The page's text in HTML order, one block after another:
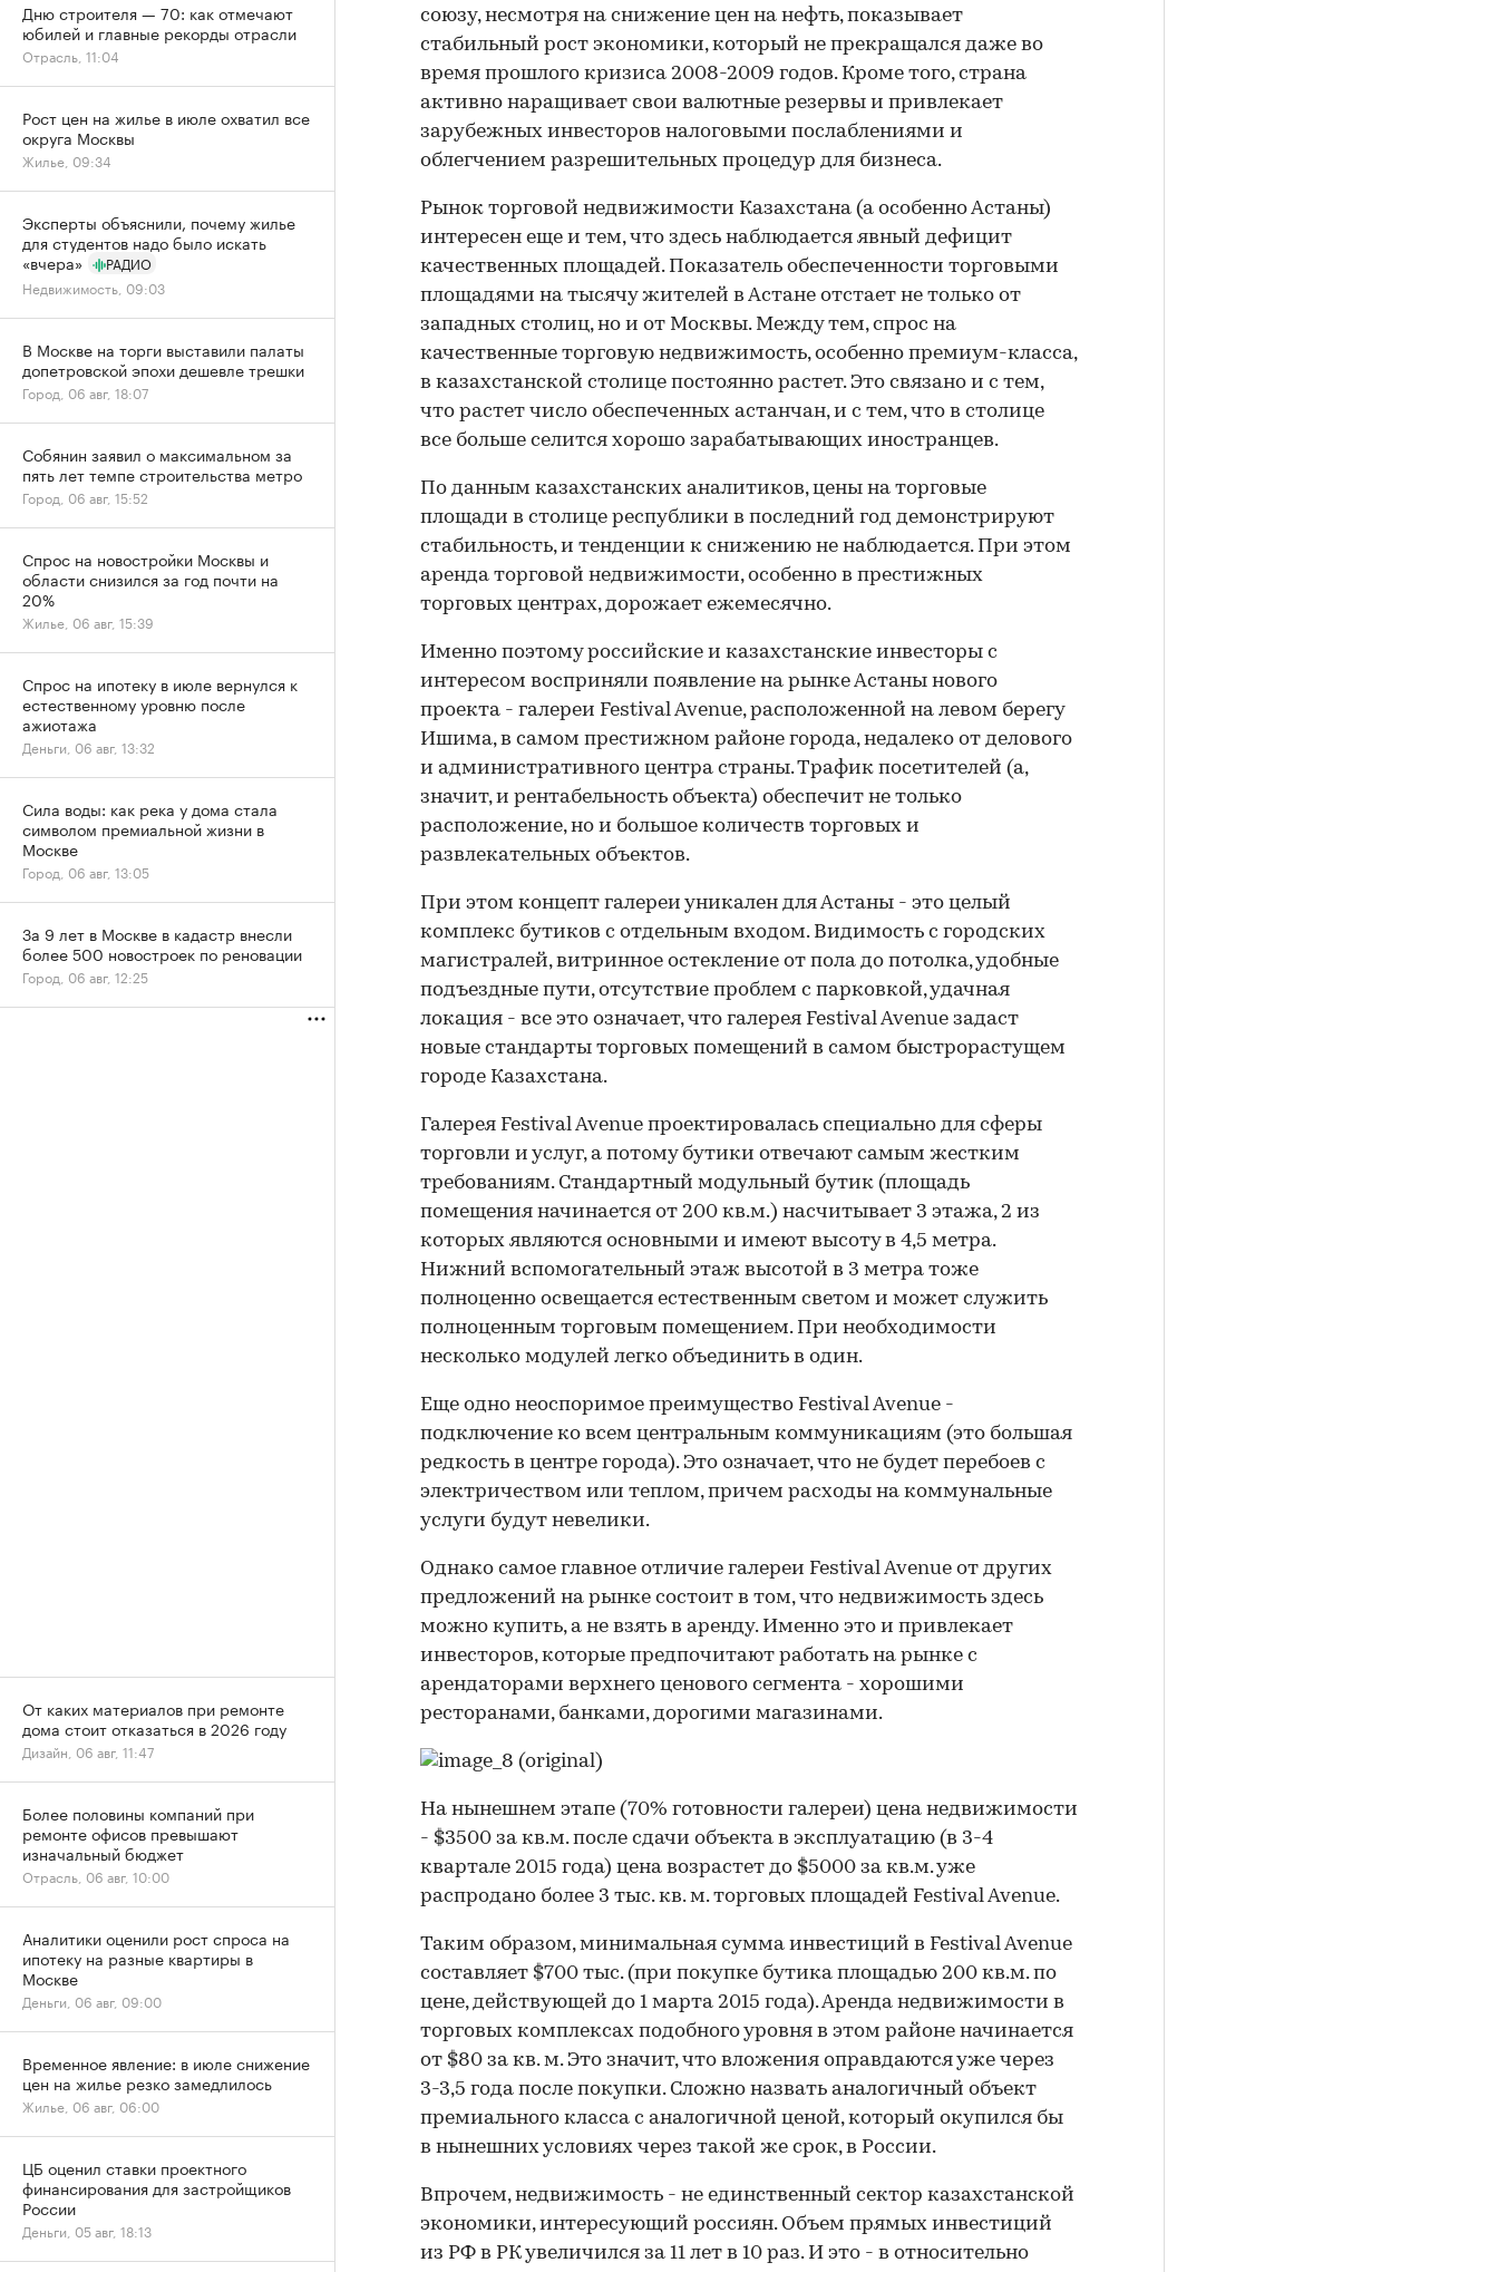
союзу, несмотря на снижение цен на нефть, показывает
стабильный рост экономики, который не прекращался даже во
время прошлого кризиса 2008-2009 годов. Кроме того, страна
активно наращивает свои валютные резервы и привлекает
зарубежных инвесторов налоговыми послаблениями и
облегчением разрешительных процедур для бизнеса.
Рынок торговой недвижимости Казахстана (а особенно Астаны)
интересен еще и тем, что здесь наблюдается явный дефицит
качественных площадей. Показатель обеспеченности торговыми
площадями на тысячу жителей в Астане отстает не только от
западных столиц, но и от Москвы. Между тем, спрос на
качественные торговую недвижимость, особенно премиум-класса,
в казахстанской столице постоянно растет. Это связано и с тем,
что растет число обеспеченных астанчан, и с тем, что в столице
все больше селится хорошо зарабатывающих иностранцев.
По данным казахстанских аналитиков, цены на торговые
площади в столице республики в последний год демонстрируют
стабильность, и тенденции к снижению не наблюдается. При этом
аренда торговой недвижимости, особенно в престижных
торговых центрах, дорожает ежемесячно.
Именно поэтому российские и казахстанские инвесторы с
интересом восприняли появление на рынке Астаны нового
проекта - галереи Festival Avenue, расположенной на левом берегу
Ишима, в самом престижном районе города, недалеко от делового
и административного центра страны. Трафик посетителей (а,
значит, и рентабельность объекта) обеспечит не только
расположение, но и большое количеств торговых и
развлекательных объектов.
При этом концепт галереи уникален для Астаны - это целый
комплекс бутиков с отдельным входом. Видимость с городских
магистралей, витринное остекление от пола до потолка, удобные
подъездные пути, отсутствие проблем с парковкой, удачная
локация - все это означает, что галерея Festival Avenue задаст
новые стандарты торговых помещений в самом быстрорастущем
городе Казахстана.
Галерея Festival Avenue проектировалась специально для сферы
торговли и услуг, а потому бутики отвечают самым жестким
требованиям. Стандартный модульный бутик (площадь
помещения начинается от 200 кв.м.) насчитывает 3 этажа, 2 из
которых являются основными и имеют высоту в 4,5 метра.
Нижний вспомогательный этаж высотой в 3 метра тоже
полноценно освещается естественным светом и может служить
полноценным торговым помещением. При необходимости
несколько модулей легко объединить в один.
Еще одно неоспоримое преимущество Festival Avenue -
подключение ко всем центральным коммуникациям (это большая
редкость в центре города). Это означает, что не будет перебоев с
электричеством или теплом, причем расходы на коммунальные
услуги будут невелики.
Однако самое главное отличие галереи Festival Avenue от других
предложений на рынке состоит в том, что недвижимость здесь
можно купить, а не взять в аренду. Именно это и привлекает
инвесторов, которые предпочитают работать на рынке с
арендаторами верхнего ценового сегмента - хорошими
ресторанами, банками, дорогими магазинами.
На нынешнем этапе (70% готовности галереи) цена недвижимости
- $3500 за кв.м. после сдачи объекта в эксплуатацию (в 3-4
квартале 2015 года) цена возрастет до $5000 за кв.м. уже
распродано более 3 тыс. кв. м. торговых площадей Festival Avenue.
Таким образом, минимальная сумма инвестиций в Festival Avenue
составляет $700 тыс. (при покупке бутика площадью 200 кв.м. по
цене, действующей до 1 марта 2015 года). Аренда недвижимости в
торговых комплексах подобного уровня в этом районе начинается
от $80 за кв. м. Это значит, что вложения оправдаются уже через
3-3,5 года после покупки. Сложно назвать аналогичный объект
премиального класса с аналогичной ценой, который окупился бы
в нынешних условиях через такой же срок, в России.
Впрочем, недвижимость - не единственный сектор казахстанской
экономики, интересующий россиян. Объем прямых инвестиций
из РФ в РК увеличился за 11 лет в 10 раз. И это - в относительно
Дню строителя — 70: как отмечают
юбилей и главные рекорды отрасли
Отрасль, 11:04
Рост цен на жилье в июле охватил все
округа Москвы
Жилье, 09:34
Эксперты объяснили, почему жилье
для студентов надо было искать
«вчера»
РАДИО
Недвижимость, 09:03
В Москве на торги выставили палаты
допетровской эпохи дешевле трешки
Город, 06 авг, 18:07
Собянин заявил о максимальном за
пять лет темпе строительства метро
Город, 06 авг, 15:52
Спрос на новостройки Москвы и
области снизился за год почти на
20%
Жилье, 06 авг, 15:39
Спрос на ипотеку в июле вернулся к
естественному уровню после
ажиотажа
Деньги, 06 авг, 13:32
Сила воды: как река у дома стала
символом премиальной жизни в
Москве
Город, 06 авг, 13:05
За 9 лет в Москве в кадастр внесли
более 500 новостроек по реновации
Город, 06 авг, 12:25
От каких материалов при ремонте
дома стоит отказаться в 2026 году
Дизайн, 06 авг, 11:47
Более половины компаний при
ремонте офисов превышают
изначальный бюджет
Отрасль, 06 авг, 10:00
Аналитики оценили рост спроса на
ипотеку на разные квартиры в
Москве
Деньги, 06 авг, 09:00
Временное явление: в июле снижение
цен на жилье резко замедлилось
Жилье, 06 авг, 06:00
ЦБ оценил ставки проектного
финансирования для застройщиков
России
Деньги, 05 авг, 18:13